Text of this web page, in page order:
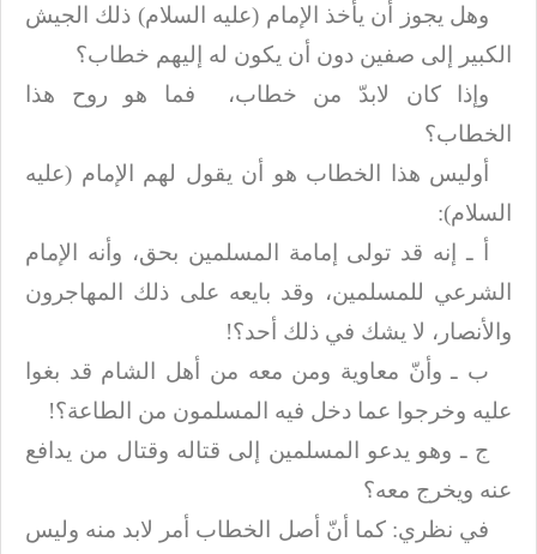
وهل يجوز أن يأخذ الإمام (عليه السلام) ذلك الجيش
الكبير إلى صفين دون أن يكون له إليهم خطاب؟
وإذا كان لابدّ من خطاب،
فما هو روح هذا
الخطاب؟
أوليس هذا الخطاب هو أن يقول لهم الإمام (عليه
السلام):
أ ـ إنه قد تولى إمامة المسلمين بحق، وأنه الإمام
الشرعي للمسلمين، وقد بايعه على ذلك المهاجرون
والأنصار، لا يشك في ذلك أحد؟!
ب ـ وأنّ معاوية ومن معه من أهل الشام قد بغوا
عليه وخرجوا عما دخل فيه المسلمون من الطاعة؟!
ج ـ وهو يدعو المسلمين إلى قتاله وقتال من يدافع
عنه ويخرج معه؟
في نظري: كما أنّ أصل الخطاب أمر لابد منه وليس